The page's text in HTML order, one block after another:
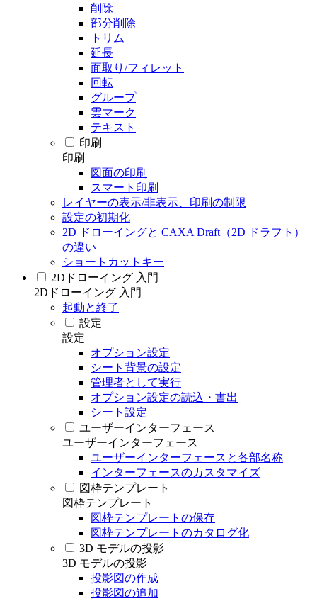
削除
部分削除
トリム
延長
面取り/フィレット
回転
グループ
雲マーク
テキスト
印刷
印刷
図面の印刷
スマート印刷
レイヤーの表示/非表示、印刷の制限
設定の初期化
2D ドローイングと CAXA Draft（2D ドラフト）
の違い
ショートカットキー
2Dドローイング 入門
2Dドローイング 入門
起動と終了
設定
設定
オプション設定
シート背景の設定
管理者として実行
オプション設定の読込・書出
シート設定
ユーザーインターフェース
ユーザーインターフェース
ユーザーインターフェースと各部名称
インターフェースのカスタマイズ
図枠テンプレート
図枠テンプレート
図枠テンプレートの保存
図枠テンプレートのカタログ化
3D モデルの投影
3D モデルの投影
投影図の作成
投影図の追加